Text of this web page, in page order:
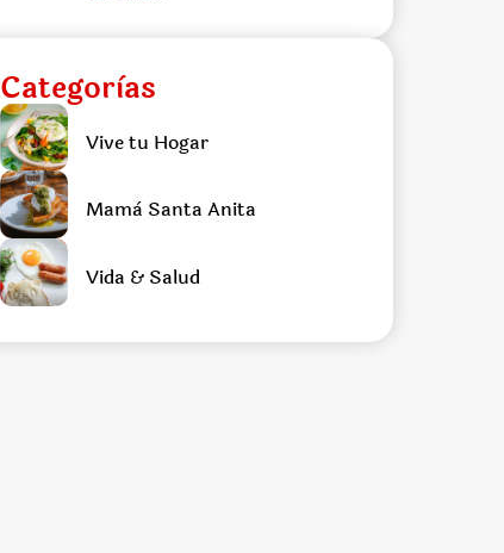
Categorìas
Vive tu Hogar
Mamà Santa Anita
Vida & Salud